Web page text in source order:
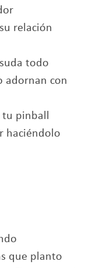
relación
todo
adornan con
tu pinball
haciéndolo
que planto